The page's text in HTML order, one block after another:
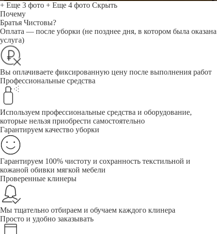
+ Еще 3 фото + Еще 4 фото Скрыть
Почему
Братья Чистовы?
Оплата — после уборки (не позднее дня, в котором была оказана
услуга)
Вы оплачиваете фиксированную цену после выполнения работ
Профессиональные средства
Используем профессиональные средства и оборудование,
которые нельзя приобрести самостоятельно
Гарантируем качество уборки
Гарантируем 100% чистоту и сохранность текстильной и
кожаной обивки мягкой мебели
Проверенные клинеры
Мы тщательно отбираем и обучаем каждого клинера
Просто и удобно заказывать